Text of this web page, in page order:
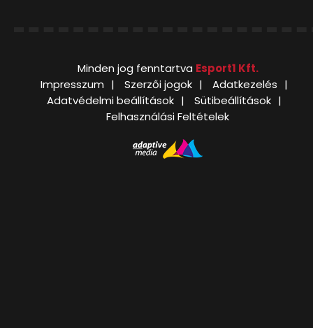
Minden jog fenntartva Esport1 Kft.
Impresszum
Szerzői jogok
Adatkezelés
Adatvédelmi beállítások
Sütibeállítások
Felhasználási Feltételek